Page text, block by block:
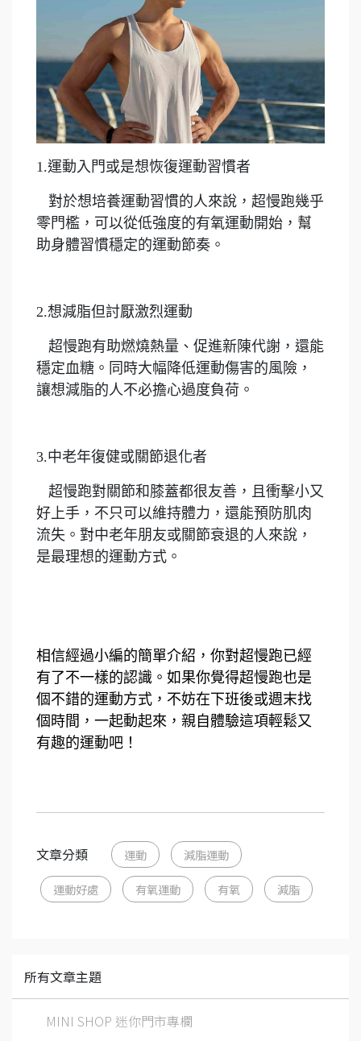
1.運動入門或是想恢復運動習慣者
對於想培養運動習慣的人來說，超慢跑幾乎
零門檻，可以從低強度的有氧運動開始，幫
助身體習慣穩定的運動節奏。
2.想減脂但討厭激烈運動
超慢跑有助燃燒熱量、促進新陳代謝，還能
穩定血糖。同時大幅降低運動傷害的風險，
讓想減脂的人不必擔心過度負荷。
3.中老年復健或關節退化者
超慢跑對關節和膝蓋都很友善，且衝擊小又
好上手，不只可以維持體力，還能預防肌肉
流失。對中老年朋友或關節衰退的人來說，
是最理想的運動方式。
相信經過小編的簡單介紹，你對超慢跑已經
有了不一樣的認識。如果你覺得超慢跑也是
個不錯的運動方式，不妨在下班後或週末找
個時間，一起動起來，親自體驗這項輕鬆又
有趣的運動吧！
文章分類 運動 減脂運動
運動好處 有氧運動 有氧 減脂
所有文章主題
MINI SHOP 迷你門市專欄